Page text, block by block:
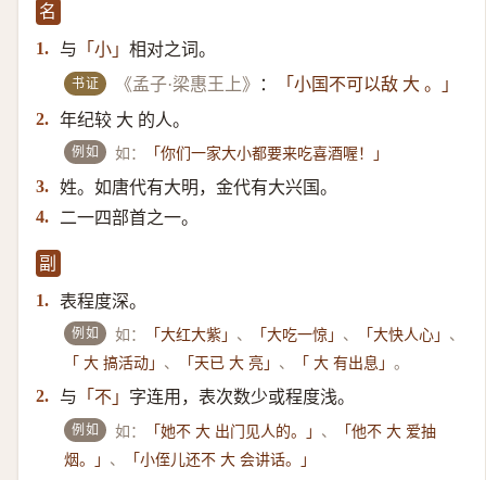
名
1.
与 「小」 相对之词。
书证 《孟子·梁惠王上》 ：
「小国不可以敌 大 。」
2. 年纪较 大 的人。
例如 如： 「你们一家大小都要来吃喜酒喔！」
3. 姓。如唐代有大明，金代有大兴国。
4. 二一四部首之一。
副
1. 表程度深。
例如 如： 「大红大紫」 、 「大吃一惊」 、 「大快人心」 、
「 大 搞活动」 、 「天已 大 亮」 、 「 大 有出息」 。
2. 与 「不」 字连用，表次数少或程度浅。
例如 如： 「她不 大 出门见人的。」 、
「他不 大 爱抽
烟。」 、 「小侄儿还不 大 会讲话。」